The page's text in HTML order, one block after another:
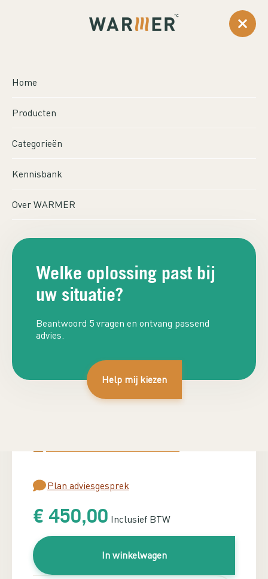
Home
Producten
Categorieën
Kennisbank
Over WARMER
Welke oplossing past bij
uw situatie?
Beantwoord 5 vragen en ontvang passend
advies.
Help mij kiezen
0
SUNPOWER SP-950
ZWART
Kies het vermogen (Watt)
Plan adviesgesprek
€ 450,00 Inclusief BTW
In winkelwagen